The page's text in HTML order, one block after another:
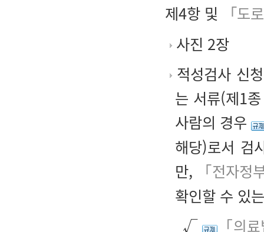
제4항 및
「도
사진 2장
적성검사 신
는 서류(제1
사람의 경우
해당)로서 검
만,
「전자정
확인할 수 있
√
「의